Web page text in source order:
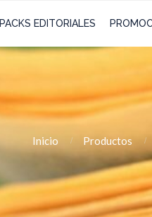
PACKS EDITORIALES
Inicio Productos